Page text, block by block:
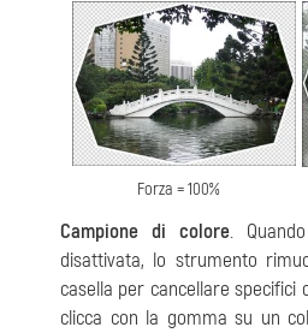
Forza = 100%
Campione di colore.
disattivata, lo strumento
casella per cancellare specifici
clicca con la gomma su un